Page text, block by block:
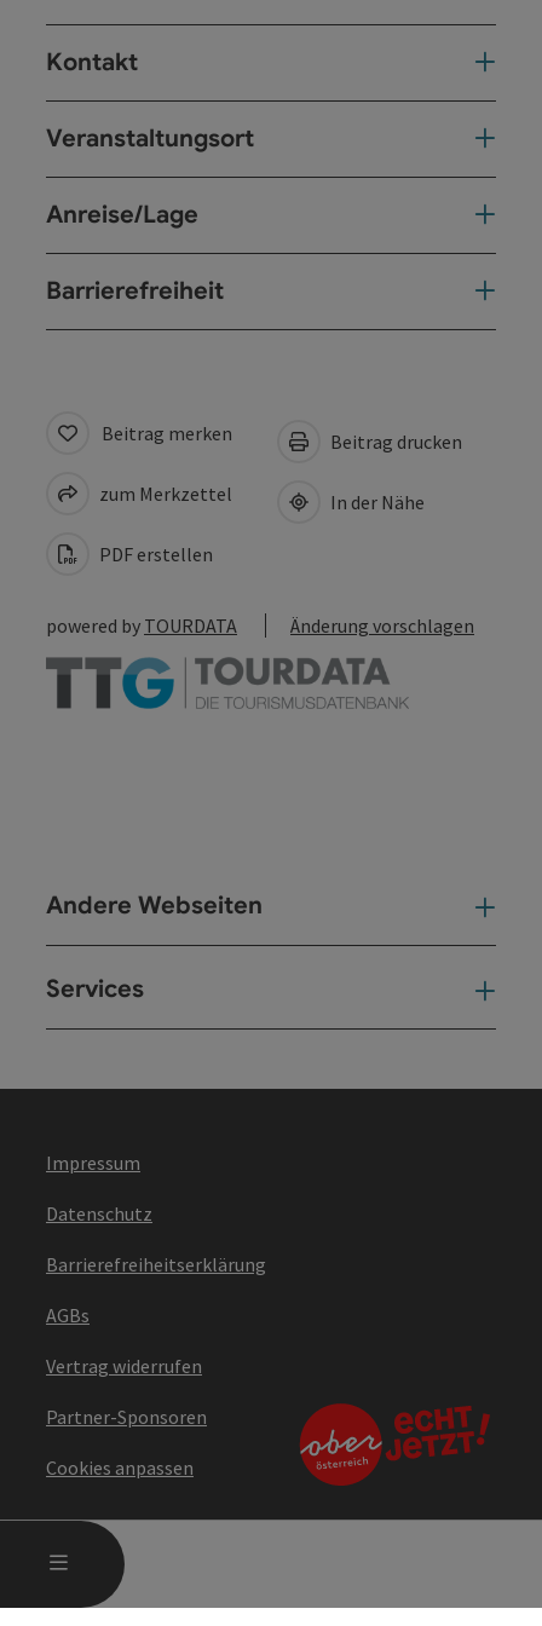
MENÜ
Kontakt
Veranstaltungsort
Anreise/Lage
Barrierefreiheit
Beitrag merken
zum Merkzettel
PDF erstellen
Beitrag drucken
In der Nähe
powered by TOURDATA Änderung vorschlagen
Andere Webseiten
Services
Impressum
Datenschutz
Barrierefreiheitserklärung
AGBs
Vertrag widerrufen
Partner-Sponsoren
Cookies anpassen